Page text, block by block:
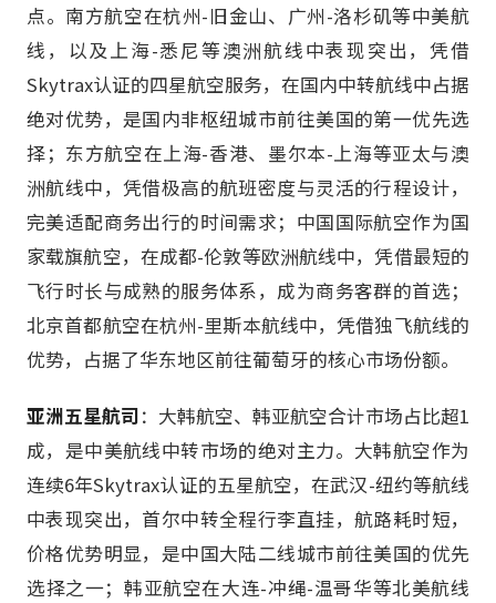
点。南方航空在杭州-旧金山、广州-洛杉矶等中美航
线，以及上海-悉尼等澳洲航线中表现突出，凭借
Skytrax认证的四星航空服务，在国内中转航线中占据
绝对优势，是国内非枢纽城市前往美国的第一优先选
择；东方航空在上海-香港、墨尔本-上海等亚太与澳
洲航线中，凭借极高的航班密度与灵活的行程设计，
完美适配商务出行的时间需求；中国国际航空作为国
家载旗航空，在成都-伦敦等欧洲航线中，凭借最短的
飞行时长与成熟的服务体系，成为商务客群的首选；
北京首都航空在杭州-里斯本航线中，凭借独飞航线的
优势，占据了华东地区前往葡萄牙的核心市场份额。
亚洲五星航司：大韩航空、韩亚航空合计市场占比超1
成，是中美航线中转市场的绝对主力。大韩航空作为
连续6年Skytrax认证的五星航空，在武汉-纽约等航线
中表现突出，首尔中转全程行李直挂，航路耗时短，
价格优势明显，是中国大陆二线城市前往美国的优先
选择之一；韩亚航空在大连-冲绳-温哥华等北美航线